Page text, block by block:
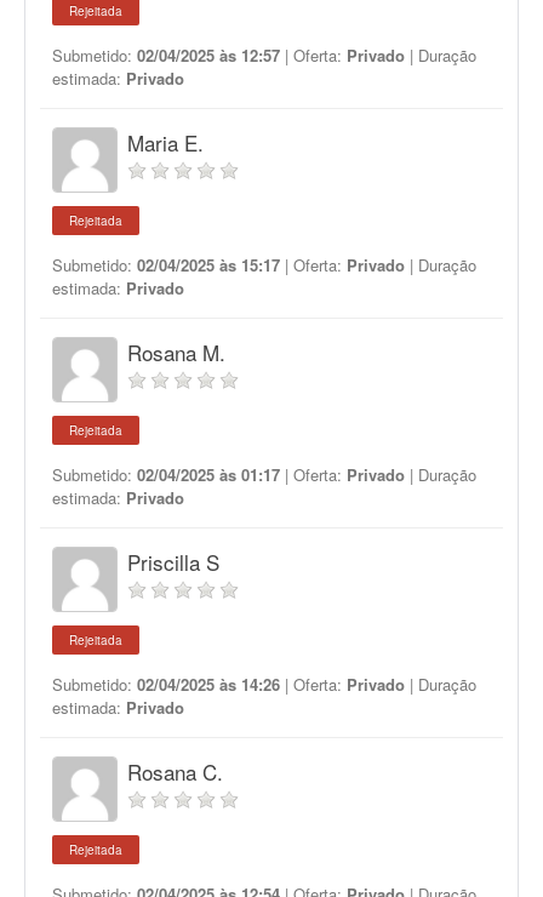
Rejeitada
Submetido: 02/04/2025 às 12:57 | Oferta: Privado | Duração
estimada: Privado
Maria E.
Rejeitada
Submetido: 02/04/2025 às 15:17 | Oferta: Privado | Duração
estimada: Privado
Rosana M.
Rejeitada
Submetido: 02/04/2025 às 01:17 | Oferta: Privado | Duração
estimada: Privado
Priscilla S
Rejeitada
Submetido: 02/04/2025 às 14:26 | Oferta: Privado | Duração
estimada: Privado
Rosana C.
Rejeitada